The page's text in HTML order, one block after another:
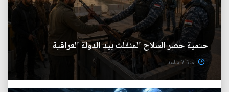
حتمية حصر السلاح المنفلت بيد الدولة العراقية
منذ 7 ساعة